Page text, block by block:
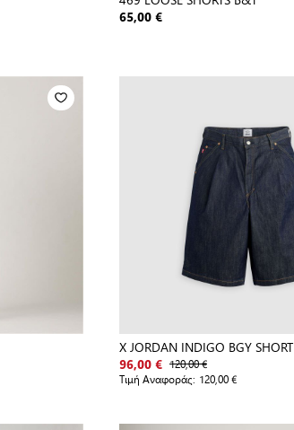
65,00 €
X JORDAN INDIGO BGY SHORT
96,00 € 120,00 €
Τιμή Αναφοράς: 120,00 €